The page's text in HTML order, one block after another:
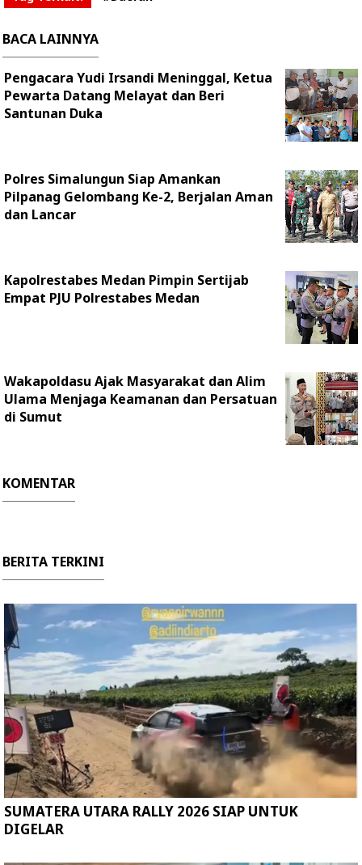
BACA LAINNYA
Pengacara Yudi Irsandi Meninggal, Ketua
Pewarta Datang Melayat dan Beri
Santunan Duka
Polres Simalungun Siap Amankan
Pilpanag Gelombang Ke-2, Berjalan Aman
dan Lancar
Kapolrestabes Medan Pimpin Sertijab
Empat PJU Polrestabes Medan
Wakapoldasu Ajak Masyarakat dan Alim
Ulama Menjaga Keamanan dan Persatuan
di Sumut
KOMENTAR
BERITA TERKINI
SUMATERA UTARA RALLY 2026 SIAP UNTUK
DIGELAR